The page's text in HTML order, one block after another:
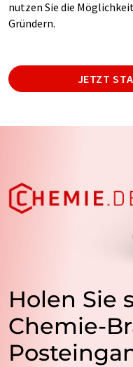
nutzen Sie die
Gründern.
JETZT
Holen Sie
Chemie-